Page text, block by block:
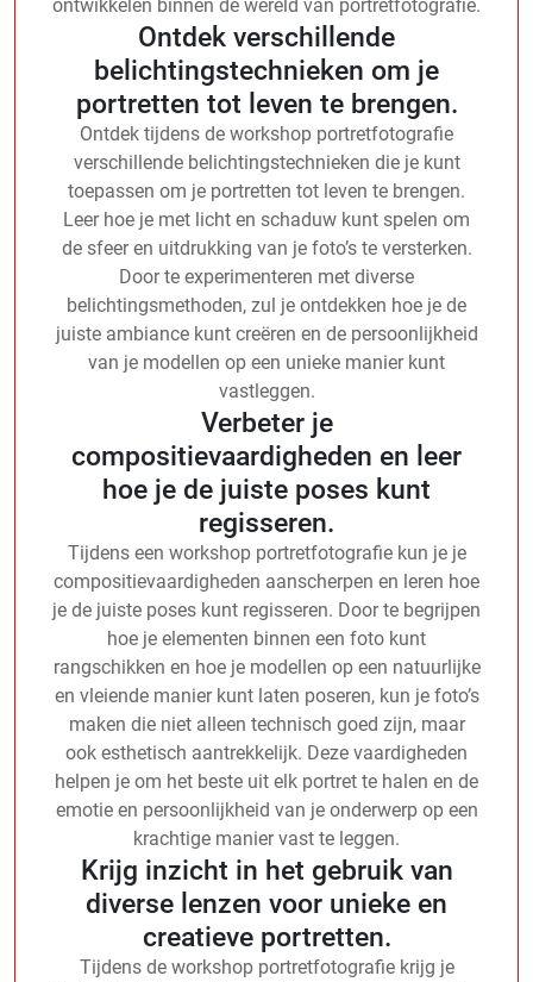
ontwikkelen binnen de wereld van portretfotografie.
Ontdek verschillende
belichtingstechnieken om je
portretten tot leven te brengen.
Ontdek tijdens de workshop portretfotografie
verschillende belichtingstechnieken die je kunt
toepassen om je portretten tot leven te brengen.
Leer hoe je met licht en schaduw kunt spelen om
de sfeer en uitdrukking van je foto’s te versterken.
Door te experimenteren met diverse
belichtingsmethoden, zul je ontdekken hoe je de
juiste ambiance kunt creëren en de persoonlijkheid
van je modellen op een unieke manier kunt
vastleggen.
Verbeter je
compositievaardigheden en leer
hoe je de juiste poses kunt
regisseren.
Tijdens een workshop portretfotografie kun je je
compositievaardigheden aanscherpen en leren hoe
je de juiste poses kunt regisseren. Door te begrijpen
hoe je elementen binnen een foto kunt
rangschikken en hoe je modellen op een natuurlijke
en vleiende manier kunt laten poseren, kun je foto’s
maken die niet alleen technisch goed zijn, maar
ook esthetisch aantrekkelijk. Deze vaardigheden
helpen je om het beste uit elk portret te halen en de
emotie en persoonlijkheid van je onderwerp op een
krachtige manier vast te leggen.
Krijg inzicht in het gebruik van
diverse lenzen voor unieke en
creatieve portretten.
Tijdens de workshop portretfotografie krijg je